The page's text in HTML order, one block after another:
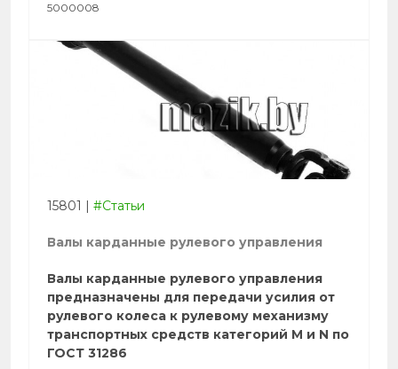
5000008
15801 | #Статьи
Валы карданные рулевого управления
Валы карданные рулевого управления
предназначены для передачи усилия от
рулевого колеса к рулевому механизму
транспортных средств категорий M и N по
ГОСТ 31286